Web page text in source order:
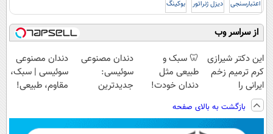
اعتبارسنجی دیزل ژنراتور بوکینگ
از سراسر وب
این دکتر شیرازی
کرم ترمیم زخم
ایرانی را
ساخت!!!
🦷 سبک و
طبیعی مثل
دندان خودت!
پرداخت اقساطی
💳 📍 تهران
دندان مصنوعی
سوئیسی:
جدیدترین
پرداخت قسطی
دندان مصنوعی
سوئیسی | سبک،
مقاوم، طبیعی!
اقساطی😍
بازگشت به بالای صفحه